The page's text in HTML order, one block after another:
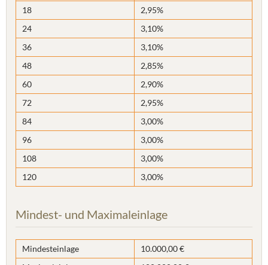
18
2,95%
24
3,10%
36
3,10%
48
2,85%
60
2,90%
72
2,95%
84
3,00%
96
3,00%
108
3,00%
120
3,00%
Mindest- und Maximaleinlage
Mindesteinlage
10.000,00 €